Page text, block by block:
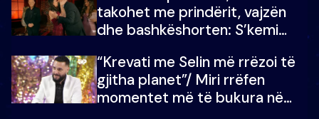
takohet me prindërit, vajzën
dhe bashkëshorten: S’kemi
“Krevati me Selin më rrëzoi të
gjitha planet”/ Miri rrëfen
momentet më të bukura në